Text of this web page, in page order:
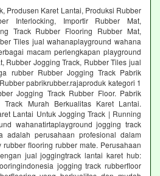
Produsen Karet Lantai, Produksi Rubber
Interlocking, Importir Rubber Mat,
Track Rubber Flooring Rubber Mat,
Tiles jual wahanaplayground wahana
macam perlengkapan playground
Rubber Jogging Track, Rubber Tiles jual
rubber Rubber Jogging Track Pabrik
pabrikrubber.rajaproduk kategori 1
Jogging Track Rubber Floor. Pabrik
Murah Berkualitas Karet Lantai.
Lantai Untuk Jogging Track | Running
wahanatirtaplayground jogging track
adalah perusahaan profesional dalam
flooring rubber mate. Perusahaan
jual joggingtrack lantai karet hub:
jogging track rubberfloor